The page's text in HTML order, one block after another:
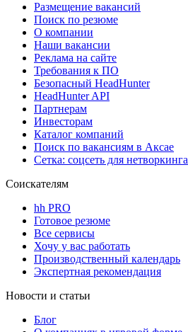
Размещение вакансий
Поиск по резюме
О компании
Наши вакансии
Реклама на сайте
Требования к ПО
Безопасный HeadHunter
HeadHunter API
Партнерам
Инвесторам
Каталог компаний
Поиск по вакансиям в Аксае
Сетка: соцсеть для нетворкинга
Соискателям
hh PRO
Готовое резюме
Все сервисы
Хочу у вас работать
Производственный календарь
Экспертная рекомендация
Новости и статьи
Блог